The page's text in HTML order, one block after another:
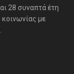
28 συναπτά έτη
με